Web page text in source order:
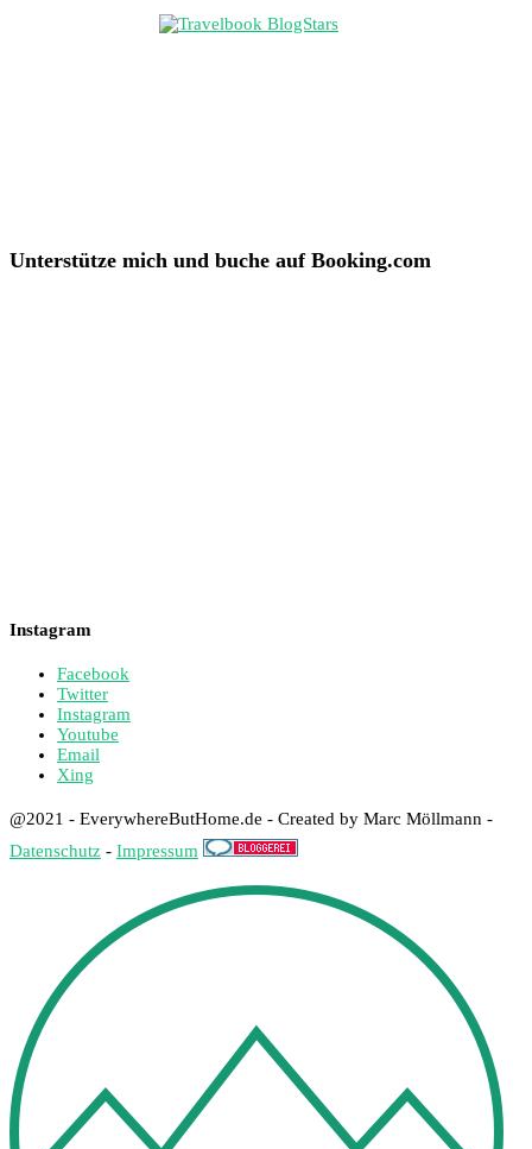
Unterstütze mich und buche auf Booking.com
Instagram
Facebook
Twitter
Instagram
Youtube
Email
Xing
@2021 - EverywhereButHome.de - Created by Marc Möllmann -
Datenschutz - Impressum